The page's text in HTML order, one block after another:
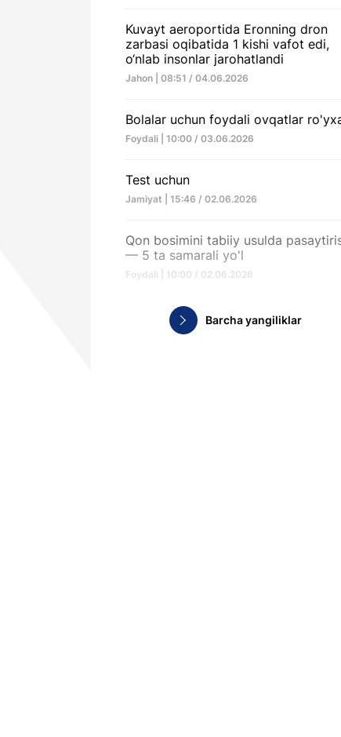
Kuvayt aeroportida Eronning dron
zarbasi oqibatida 1 kishi vafot edi,
o‘nlab insonlar jarohatlandi
Jahon | 08:51 / 04.06.2026
Bolalar uchun foydali ovqatlar
Foydali | 10:00 / 03.06.2026
Test uchun
Jamiyat | 15:46 / 02.06.2026
Qon bosimini tabiiy usulda
— 5 ta samarali yo'l
Foydali | 10:00 / 02.06.2026
Barcha yangiliklar